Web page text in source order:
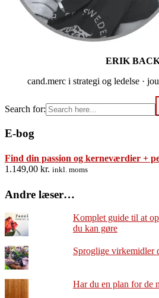
ERIK
cand.merc i strategi og ledelse ·
Search for:
E-bog
Find din passion og kerneværdier +
1.149,00 kr. inkl. moms
Andre læser…
Komplet guide til at
du kan gøre
Sproglige virkemidler
Har du en plan for de